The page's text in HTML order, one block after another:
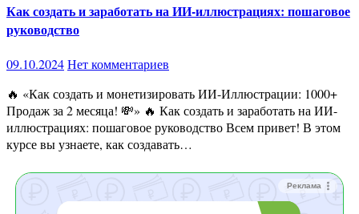
Как создать и заработать на ИИ-иллюстрациях: пошаговое
руководство
09.10.2024Нет комментариев
🔥 «Как создать и монетизировать ИИ-Иллюстрации: 1000+
Продаж за 2 месяца! 💸» 🔥 Как создать и заработать на ИИ-
иллюстрациях: пошаговое руководство Всем привет! В этом
курсе вы узнаете, как создавать…
Реклама